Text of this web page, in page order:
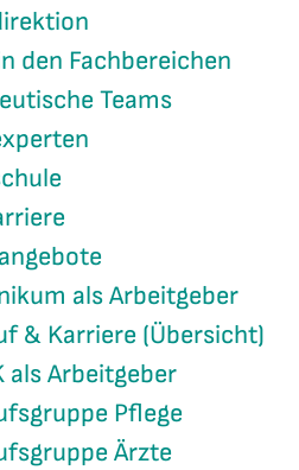
den Fachbereichen
Teams
als Arbeitgeber
& Karriere (Übersicht)
als Arbeitgeber
Pflege
Ärzte